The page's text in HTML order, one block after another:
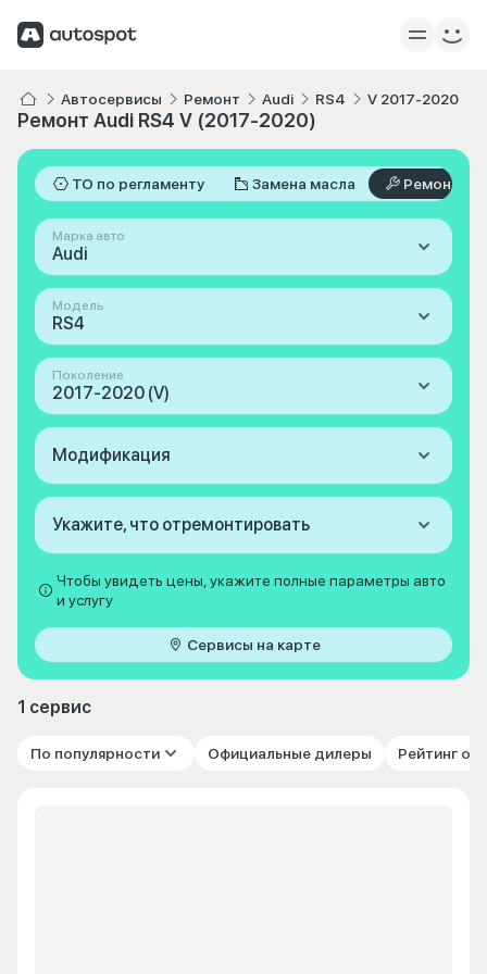
Автосервисы Ремонт Audi RS4 V 2017-2020
Ремонт Audi RS4 V (2017-2020)
ТО по регламенту Замена масла Ремонт
Марка авто
Audi
Модель
RS4
Поколение
2017-2020 (V)
Модификация
Укажите, что отремонтировать
Чтобы увидеть цены, укажите полные параметры авто
и услугу
Сервисы на карте
1 сервис
По популярности Официальные дилеры Рейтинг